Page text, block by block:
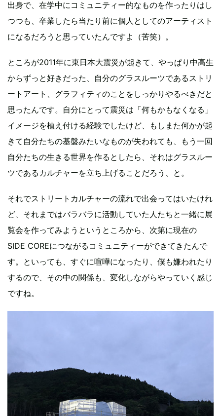
出身で、在学中にコミュニティー的なものを作ったりはし
つつも、卒業したら当たり前に個人としてのアーティスト
になるだろうと思っていたんですよ（苦笑）。
ところが2011年に東日本大震災が起きて、やっぱり中高生
からずっと好きだった、自分のグラスルーツであるストリ
ートアート、グラフィティのことをしっかりやるべきだと
思ったんです。自分にとって震災は「何もかもなくなる」
イメージを植え付ける経験でしたけど、もしまた何かが起
きて自分たちの基盤みたいなものが失われても、もう一回
自分たちの生きる世界を作るとしたら、それはグラスルー
ツであるカルチャーを立ち上げることだろう、と。
それでストリートカルチャーの流れで出会ってはいたけれ
ど、それまではバラバラに活動していた人たちと一緒に展
覧会を作ってみようというところから、次第に現在の
SIDE COREにつながるコミュニティーができてきたんで
す。といっても、すぐに喧嘩になったり、僕も嫌われたり
するので、その中の関係も、変化しながらやっていく感じ
ですね。